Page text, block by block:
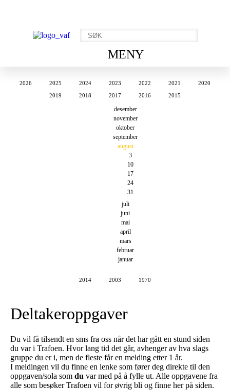
MENY
2026 2025 2024 2023 2022 2021
2020
2019
2018 2017 2016 2015
desember
november
oktober
september
august
3
10
17
24
31
juli
juni
mai
april
mars
februar
januar
2014 2003 1970
Deltakeroppgaver
Du vil få tilsendt en sms fra oss når det har gått en stund siden
du var i Trafoen. Hvor lang tid det går, avhenger av hva slags
gruppe du er i, men de fleste får en melding etter 1 år.
I meldingen vil du finne en lenke som fører deg direkte til den
oppgaven/sola som du var med på å fylle ut. Alle oppgavene fra
alle som besøker Trafoen vil for øvrig bli og finne her på siden.